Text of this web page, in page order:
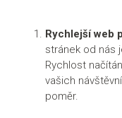
odkazy), hlídání
umístění.
obrázky
Aby byl
Rychlejší web
stránek od nás
Rychlost
vašich
poměr.